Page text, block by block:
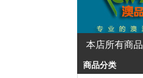
本店所有商品
商品分类